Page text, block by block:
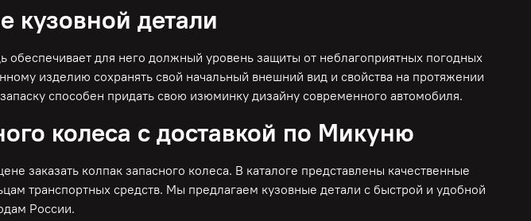
кузовной детали
обеспечивает для него должный уровень защиты от неблагоприятных погодных
изделию сохранять свой начальный внешний вид и свойства на протяжении
способен придать свою изюминку дизайну современного автомобиля.
колеса с доставкой по Микуню
заказать колпак запасного колеса. В каталоге представлены качественные
транспортных средств. Мы предлагаем кузовные детали с быстрой и удобной
России.